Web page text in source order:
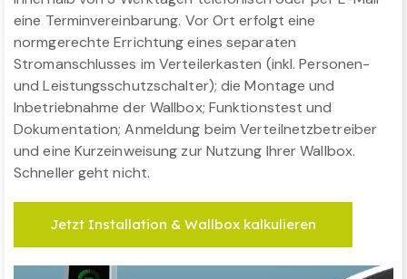
eine Terminvereinbarung. Vor Ort erfolgt eine
normgerechte Errichtung eines separaten
Stromanschlusses im Verteilerkasten (inkl. Personen-
und Leistungsschutzschalter); die Montage und
Inbetriebnahme der Wallbox; Funktionstest und
Dokumentation; Anmeldung beim Verteilnetzbetreiber
und eine Kurzeinweisung zur Nutzung Ihrer Wallbox.
Schneller geht nicht.
Jetzt Installation & Wallbox kalkulieren